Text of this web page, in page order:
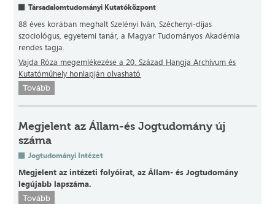
Társadalomtudományi Kutatóközpont
88 éves korában meghalt Szelényi Iván, Széchenyi-díjas
szociológus, egyetemi tanár, a Magyar Tudományos Akadémia
rendes tagja.
Vajda Róza megemlékezése a 20. Század Hangja Archívum és
Kutatóműhely honlapján olvasható
Tovább
Megjelent az Állam-és Jogtudomány új
száma
Jogtudományi Intézet
Megjelent az intézeti folyóirat, az Állam- és Jogtudomány
legújabb lapszáma.
Tovább